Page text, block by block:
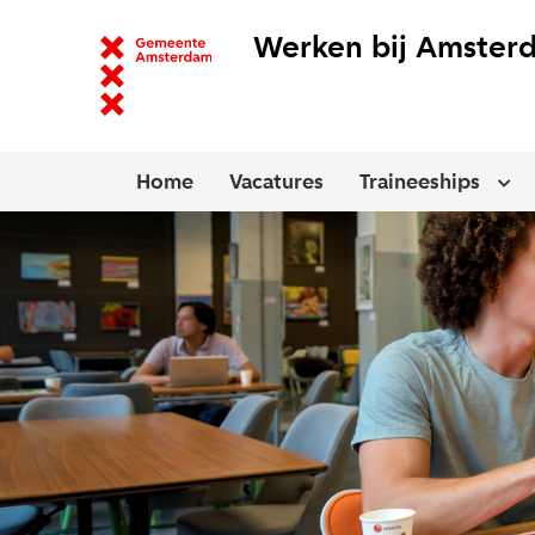
Werken bij
Home Vacatures Traineeships